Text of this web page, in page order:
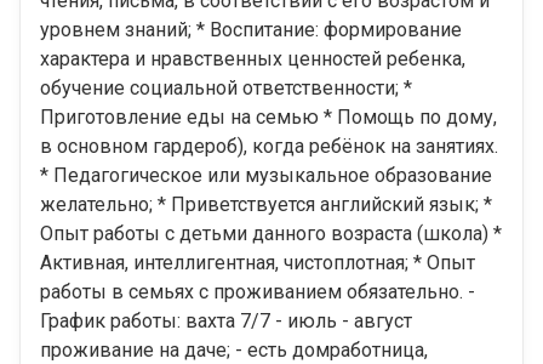
уровнем знаний; * Воспитание: формирование
характера и нравственных ценностей ребенка,
обучение социальной ответственности; *
⁠Приготовление еды на семью * ⁠Помощь по дому,
в основном гардероб), когда ребёнок на занятиях.
* Педагогическое или музыкальное образование
желательно; * ⁠Приветствуется английский язык; *
Опыт работы с детьми данного возраста (школа) *
Активная, интеллигентная, чистоплотная; * ⁠Опыт
работы в семьях с проживанием обязательно. -
График работы: вахта 7/7 - ⁠июль - август
проживание на даче; - ⁠есть домработница,